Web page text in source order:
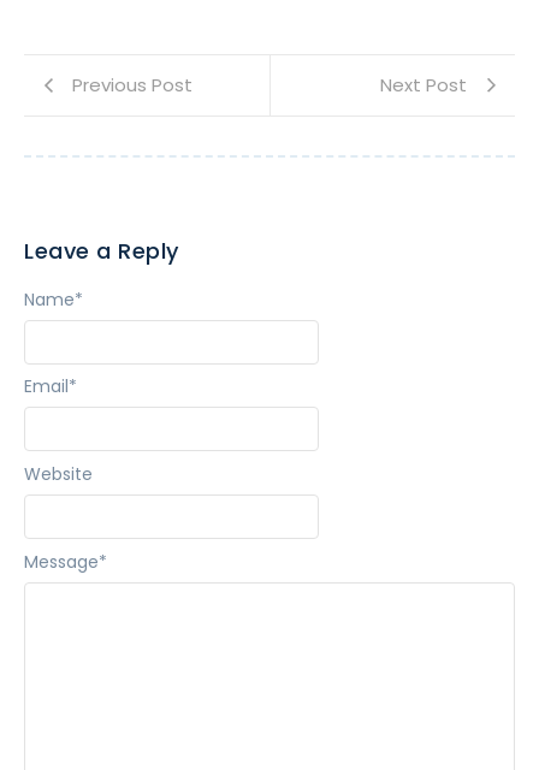
Previous Post Next Post
Leave a Reply
Message*
Name*
Email*
Website